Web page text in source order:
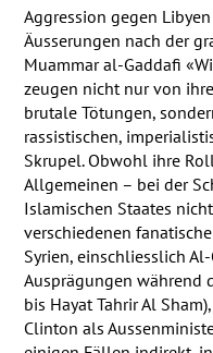
Aggression gegen
Äusserungen nach der
Muammar al-Gaddafi
zeugen nicht nur von
brutale Tötungen,
rassistischen,
Skrupel. Obwohl ihre
Allgemeinen – bei der
Islamischen Staates
verschiedenen
Syrien, einschliesslich
Ausprägungen während
bis Hayat Tahrir Al
Clinton als